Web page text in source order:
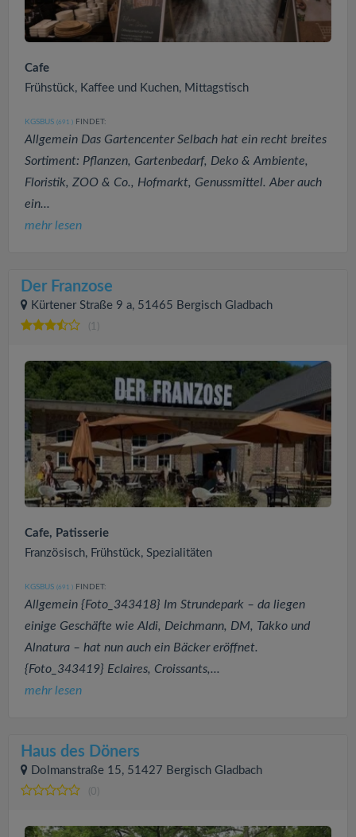
Cafe
Frühstück, Kaffee und Kuchen, Mittagstisch
KGSBUS (691 ) FINDET:
Allgemein Das Gartencenter Selbach hat ein recht breites
Sortiment: Pflanzen, Gartenbedarf, Deko & Ambiente,
Floristik, ZOO & Co., Hofmarkt, Genussmittel. Aber auch
ein...
mehr lesen
Der Franzose
Kürtener Straße 9 a, 51465 Bergisch Gladbach
(1)
Cafe, Patisserie
Französisch, Frühstück, Spezialitäten
KGSBUS (691 ) FINDET:
Allgemein {Foto_343418} Im Strundepark – da liegen
einige Geschäfte wie Aldi, Deichmann, DM, Takko und
Alnatura – hat nun auch ein Bäcker eröffnet.
{Foto_343419} Eclaires, Croissants,...
mehr lesen
Haus des Döners
Dolmanstraße 15, 51427 Bergisch Gladbach
(0)